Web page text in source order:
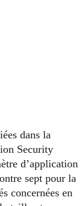
dans la
Security
d’application
sept pour la
concernées en